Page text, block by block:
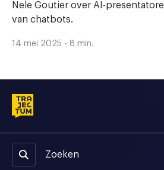
Nele Goutier over AI-
van chatbots.
14 mei 2025 - 8 min.
Zoeken